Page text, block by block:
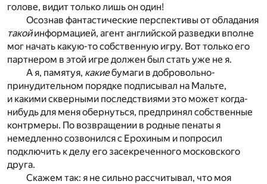
голове, видит только лишь он один!
Осознав фантастические перспективы от обладания
такойинформацией, агент английской разведки вполне
мог начать какую-то собственную игру. Вот только его
партнером в этой игре должен был стать уже не я.
А я, памятуя, какиебумаги в добровольно-
принудительном порядке подписывал на Мальте,
и какими скверными последствиями это может когда-
нибудь для меня обернуться, предпринял собственные
контрмеры. По возвращении в родные пенаты я
немедленно созвонился с Ерохиным и попросил
подключить к делу его засекреченного московского
друга.
Скажем так: я не сильно рассчитывал, что моя